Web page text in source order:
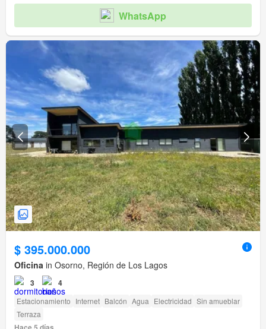
WhatsApp
$ 395.000.000
Oficina in Osorno, Región de Los Lagos
3 4
Estacionamiento Internet Balcón Agua Electricidad Sin amueblar
Terraza